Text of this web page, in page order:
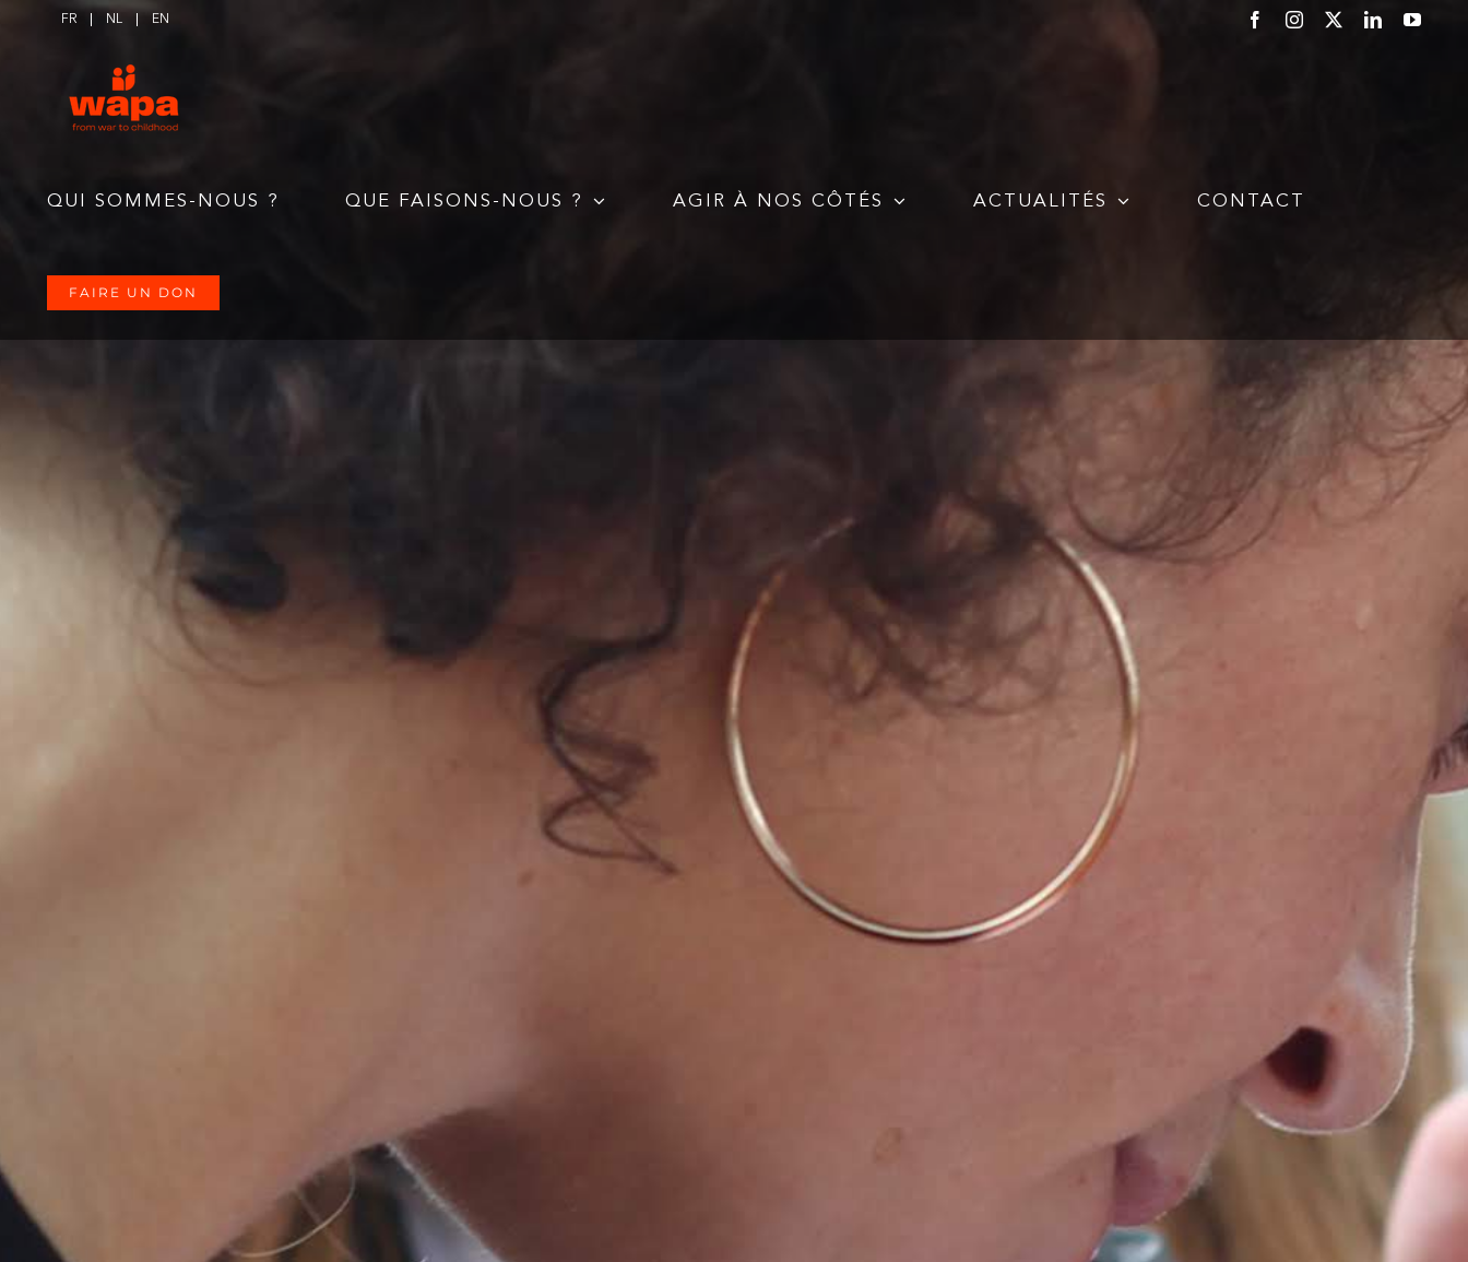
FR NL EN FacebookInstagram LinkedIn
QUI SOMMES-NOUS ? QUE FAISONS-NOUS ? AGIR À NOS CÔTÉS ACTUALITÉS CONTACT
FAIRE UN DON